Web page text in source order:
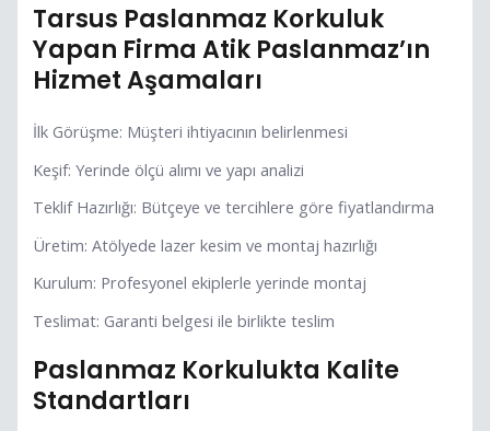
Tarsus Paslanmaz Korkuluk
Yapan Firma Atik Paslanmaz’ın
Hizmet Aşamaları
İlk Görüşme: Müşteri ihtiyacının belirlenmesi
Keşif: Yerinde ölçü alımı ve yapı analizi
Teklif Hazırlığı: Bütçeye ve tercihlere göre fiyatlandırma
Üretim: Atölyede lazer kesim ve montaj hazırlığı
Kurulum: Profesyonel ekiplerle yerinde montaj
Teslimat: Garanti belgesi ile birlikte teslim
Paslanmaz Korkulukta Kalite
Standartları